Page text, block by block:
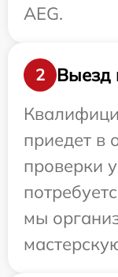
AEG.
2
Выезд
приедет в
проверки
мы